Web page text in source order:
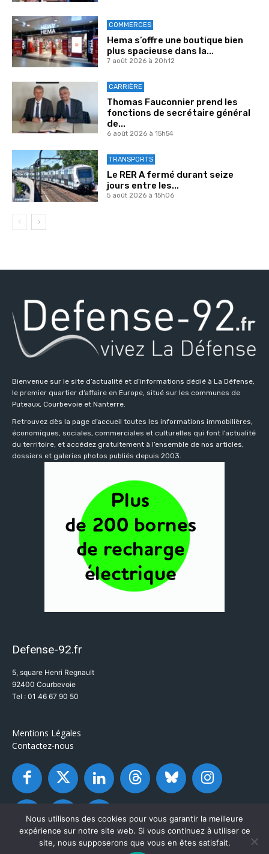
COMMERCES
Hema s’offre une boutique bien
plus spacieuse dans la...
7 août 2026 à 20h12
CARRIÈRE
Thomas Fauconnier prend les
fonctions de secrétaire général
de...
6 août 2026 à 15h54
TRANSPORTS
Le RER A fermé durant seize
jours entre les...
5 août 2026 à 15h06
Bienvenue sur le site d’actualité et d’informations dédié à La Défense,
le premier quartier d’affaire en Europe, situé sur les communes de
Puteaux, Courbevoie et Nanterre.
Retrouvez dès la page d’accueil toutes les informations immobilières,
économiques, sociales, commerciales et culturelles qui font l’actualité
du territoire, et accédez gratuitement à l’ensemble de nos articles,
dossiers et galeries photos publiés depuis 2003.
Defense-92.fr
5, square Henri Regnault
92400 Courbevoie
Tel : 01 46 67 90 50
Mentions Légales
Contactez-nous
Nous utilisons des cookies pour vous garantir la meilleure
expérience sur notre site web. Si vous continuez à utiliser ce
site, nous supposerons que vous en êtes satisfait.